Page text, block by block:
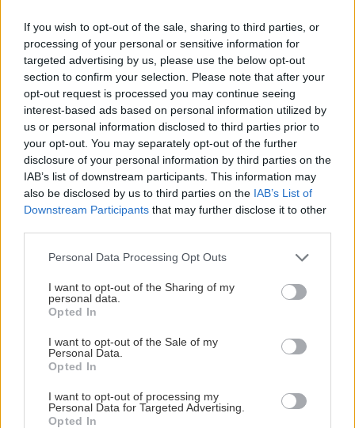
If you wish to opt-out of the sale, sharing to third parties, or
processing of your personal or sensitive information for
targeted advertising by us, please use the below opt-out
section to confirm your selection. Please note that after your
opt-out request is processed you may continue seeing
interest-based ads based on personal information utilized by
us or personal information disclosed to third parties prior to
your opt-out. You may separately opt-out of the further
disclosure of your personal information by third parties on the
IAB’s list of downstream participants. This information may
also be disclosed by us to third parties on the IAB’s List of
Downstream Participants that may further disclose it to other
Please note that this website/app uses one or more Google
not limited to your visit or usage behaviour. You may click to
grant or deny consent to Google and its third-party tags to
use your data for below specified purposes in below Google
consent section.
Personal Data Processing Opt Outs
I want to opt-out of the Sharing of my
personal data.
Opted In
I want to opt-out of the Sale of my
Personal Data.
Opted In
I want to opt-out of processing my
Personal Data for Targeted Advertising.
Opted In
Čo robiť, ak paradajky dozrievajú pomaly? Trik
s odlisťovaním funguje aj cez leto, ale pozor na
chyby
NAŠE ČASOPISY
UROB SI SÁM 7-8/2026